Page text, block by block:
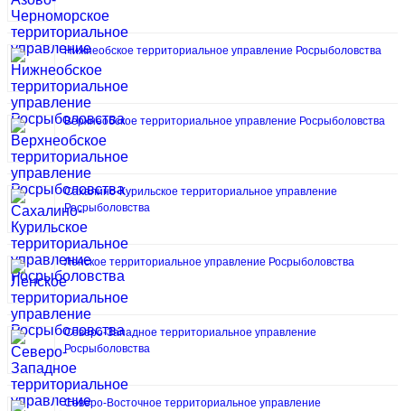
Нижнеобское территориальное управление Росрыболовства
Верхнеобское территориальное управление Росрыболовства
Сахалино-Курильское территориальное управление
Росрыболовства
Ленское территориальное управление Росрыболовства
Северо-Западное территориальное управление
Росрыболовства
Северо-Восточное территориальное управление